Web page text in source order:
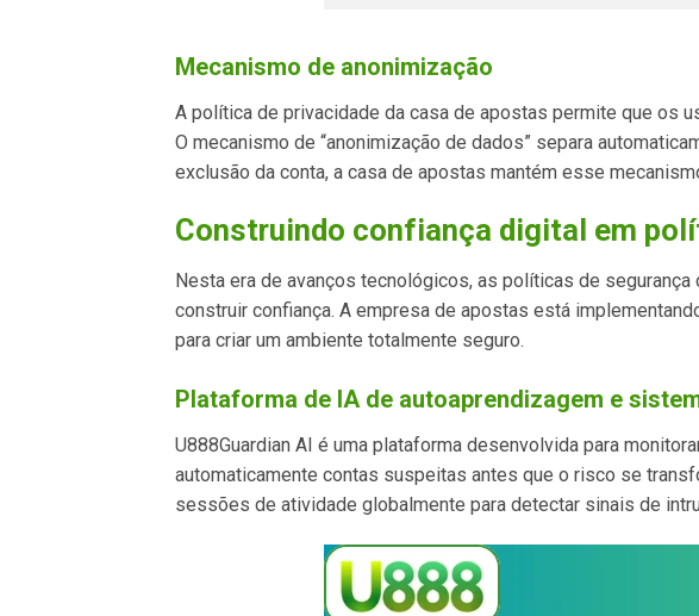
Mecanismo de anonimização
A política de privacidade da casa de apostas permite que os
O mecanismo de “anonimização de dados” separa
exclusão da conta, a casa de apostas mantém esse
Construindo confiança digital em
Nesta era de avanços tecnológicos, as políticas de
construir confiança. A empresa de apostas está
para criar um ambiente totalmente seguro.
Plataforma de IA de autoaprendizagem e
U888Guardian AI é uma plataforma desenvolvida para
automaticamente contas suspeitas antes que o risco se
sessões de atividade globalmente para detectar sinais de